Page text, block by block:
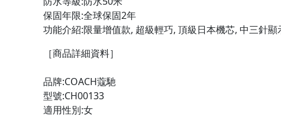
保固年限:全球保固2年
功能介紹:限量增值款, 超級輕巧, 頂級日本機芯, 中三針
［商品詳細資料］
品牌:COACH蔻馳
型號:CH00133
適用性別:女